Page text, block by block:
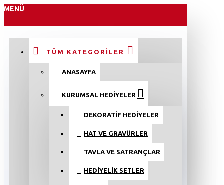
MENÜ
TÜM KATEGORILER
ANASAYFA
KURUMSAL HEDIYELER
DEKORATIF HEDIYELER
HAT VE GRAVÜRLER
TAVLA VE SATRANÇLAR
HEDIYELIK SETLER